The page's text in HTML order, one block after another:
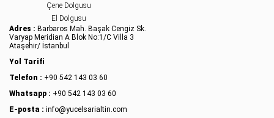
Çene Dolgusu
El Dolgusu
Adres : Barbaros Mah. Başak Cengiz Sk.
Varyap Meridian A Blok No:1/C Villa 3
Ataşehir/ İstanbul
Yol Tarifi
Telefon : +90 542 143 03 60
Whatsapp : +90 542 143 03 60
E-posta : info@yucelsarialtin.com